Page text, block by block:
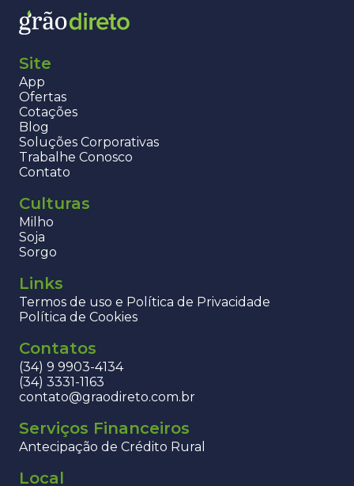
Site
App
Ofertas
Cotações
Blog
Soluções Corporativas
Trabalhe Conosco
Contato
Culturas
Milho
Soja
Sorgo
Links
Termos de uso e Política de Privacidade
Política de Cookies
Contatos
(34) 9 9903-4134
(34) 3331-1163
contato@graodireto.com.br
Serviços Financeiros
Antecipação de Crédito Rural
Local